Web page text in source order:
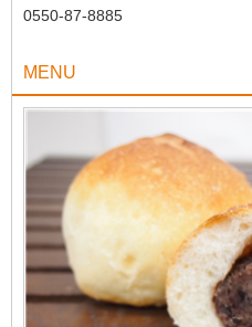
0550-87-8885
MENU